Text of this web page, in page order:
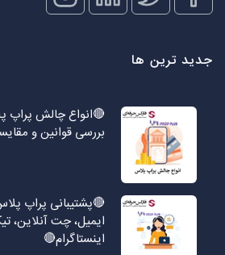
جدید ترین ها
بررسی قوانین و
ایمیل، چت آنلاین،
اینستاگرام🔴